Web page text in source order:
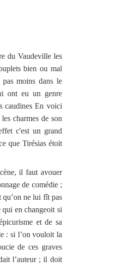
du Vaudeville les
bien ou mal
pas moins dans le
ont eu un genre
caudines En voici
charmes de son
c'est un grand
que Tirésias étoit
il faut avouer
de comédie ;
qu’on ne lui fît pas
en changeoit si
et de sa
: si l’on vouloit la
de ces graves
l’auteur ; il doit